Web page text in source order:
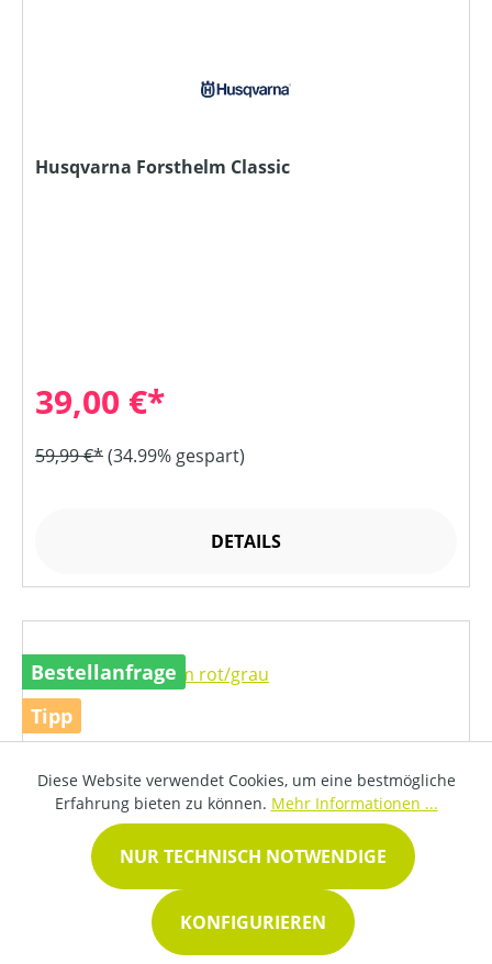
Husqvarna Forsthelm Classic
39,00 €*
59,99 €*(34.99% gespart)
DETAILS
Bestellanfrage
Tipp
Diese Website verwendet Cookies, um eine bestmögliche
Erfahrung bieten zu können. Mehr Informationen ...
NUR TECHNISCH NOTWENDIGE
KONFIGURIEREN